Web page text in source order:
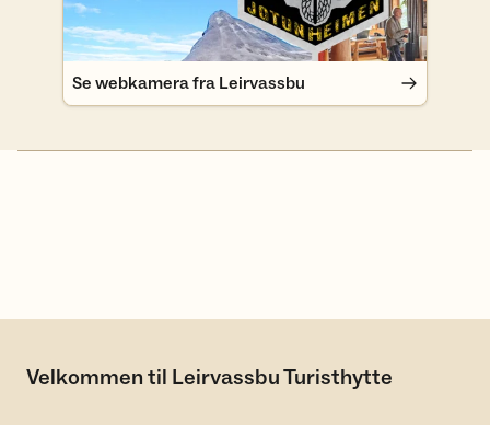
Se webkamera fra Leirvassbu
Velkommen til Leirvassbu Turisthytte